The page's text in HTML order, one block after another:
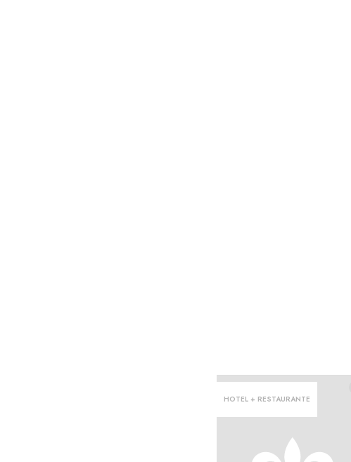
HOTEL + RESTAURANTE